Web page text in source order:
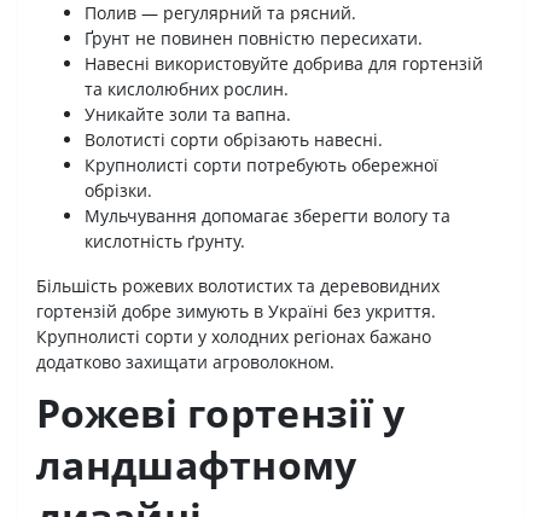
Полив — регулярний та рясний.
Ґрунт не повинен повністю пересихати.
Навесні використовуйте добрива для гортензій
та кислолюбних рослин.
Уникайте золи та вапна.
Волотисті сорти обрізають навесні.
Крупнолисті сорти потребують обережної
обрізки.
Мульчування допомагає зберегти вологу та
кислотність ґрунту.
Більшість рожевих волотистих та деревовидних
гортензій добре зимують в Україні без укриття.
Крупнолисті сорти у холодних регіонах бажано
додатково захищати агроволокном.
Рожеві гортензії у
ландшафтному